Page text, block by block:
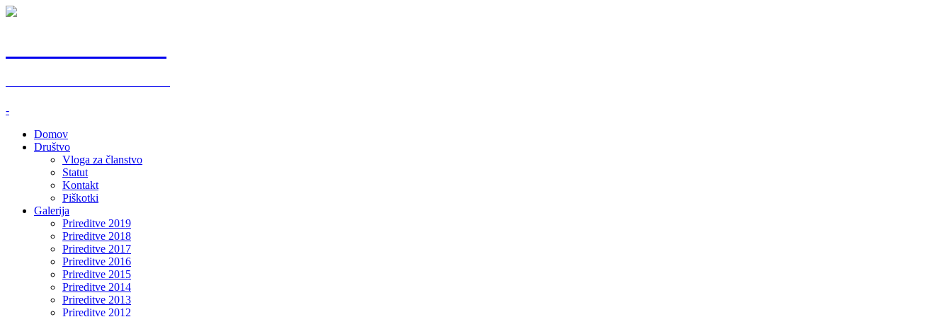
-
Domov
Društvo
Vloga za članstvo
Statut
Kontakt
Piškotki
Galerija
Prireditve 2019
Prireditve 2018
Prireditve 2017
Prireditve 2016
Prireditve 2015
Prireditve 2014
Prireditve 2013
Prireditve 2012